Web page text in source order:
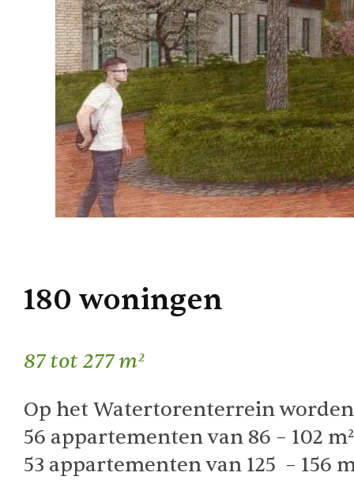
180 woningen
87 tot 277 m²
Op het Watertorenterrein
56 appartementen van 86 – 102
53 appartementen van 125 – 156